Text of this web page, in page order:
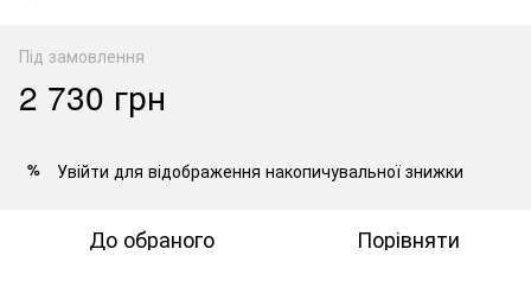
Під замовлення
2 730 грн
% Увійти для відображення накопичувальної знижки
До обраного Порівняти